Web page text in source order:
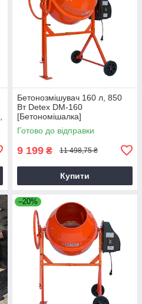
Бетонозмішувач 160 л, 850
Вт Detex DM-160
[Бетономішалка]
Готово до відправки
9 199 ₴ 11 498,75 ₴
Купити
–20%